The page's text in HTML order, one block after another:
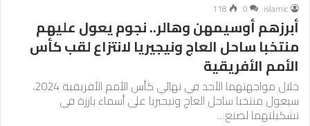
islamic
0
118
أبرزهم أوسيمهن وهالر.. نجوم يعول عليهم
منتخبا ساحل العاج ونيجيريا لانتزاع لقب كأس
الأمم الأفريقية
خلال مواجهتهما الأحد في نهائي كأس الأمم الأفريقية 2024،
سيعول منتخبا ساحل العاج ونيجيريا على أسماء بارزة في
تشكيلتهما لصنع…